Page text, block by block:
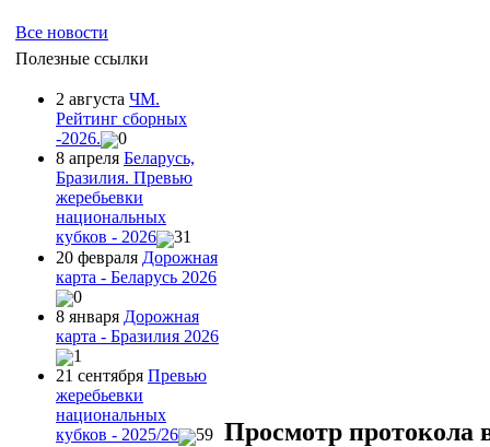
Все новости
Полезные ссылки
2 августа ЧМ.
Рейтинг сборных
-2026.
0
8 апреля Беларусь,
Бразилия. Превью
жеребьевки
национальных
кубков - 2026
31
20 февраля Дорожная
карта - Беларусь 2026
0
8 января Дорожная
карта - Бразилия 2026
1
21 сентября Превью
жеребьевки
национальных
кубков - 2025/26
59 Просмотр протокола